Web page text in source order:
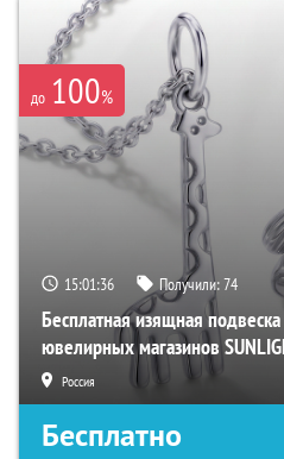
до 100%
15:01:35 Получили:74
Бесплатная изящная
ювелирных магазинов
Россия
Бесплатно